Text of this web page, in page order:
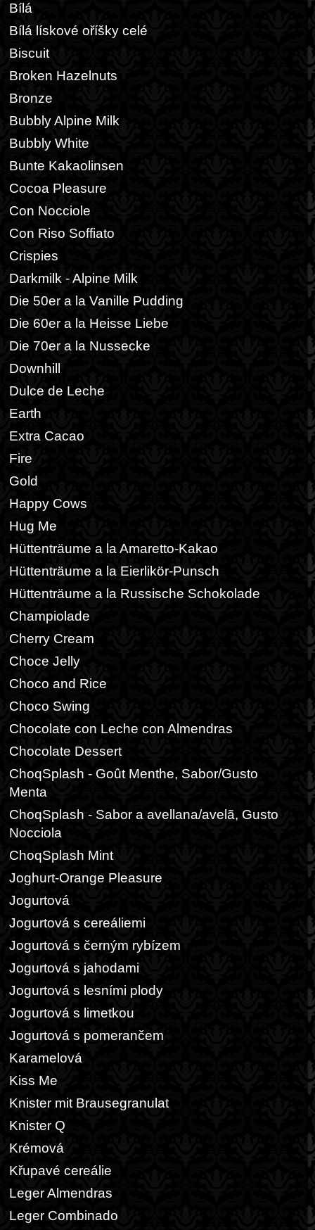
Bílá
Bílá lískové oříšky celé
Biscuit
Broken Hazelnuts
Bronze
Bubbly Alpine Milk
Bubbly White
Bunte Kakaolinsen
Cocoa Pleasure
Con Nocciole
Con Riso Soffiato
Crispies
Darkmilk - Alpine Milk
Die 50er a la Vanille Pudding
Die 60er a la Heisse Liebe
Die 70er a la Nussecke
Downhill
Dulce de Leche
Earth
Extra Cacao
Fire
Gold
Happy Cows
Hug Me
Hüttenträume a la Amaretto-Kakao
Hüttenträume a la Eierlikör-Punsch
Hüttenträume a la Russische Schokolade
Champiolade
Cherry Cream
Choce Jelly
Choco and Rice
Choco Swing
Chocolate con Leche con Almendras
Chocolate Dessert
ChoqSplash - Goût Menthe, Sabor/Gusto
Menta
ChoqSplash - Sabor a avellana/avelã, Gusto
Nocciola
ChoqSplash Mint
Joghurt-Orange Pleasure
Jogurtová
Jogurtová s cereáliemi
Jogurtová s černým rybízem
Jogurtová s jahodami
Jogurtová s lesními plody
Jogurtová s limetkou
Jogurtová s pomerančem
Karamelová
Kiss Me
Knister mit Brausegranulat
Knister Q
Krémová
Křupavé cereálie
Leger Almendras
Leger Combinado